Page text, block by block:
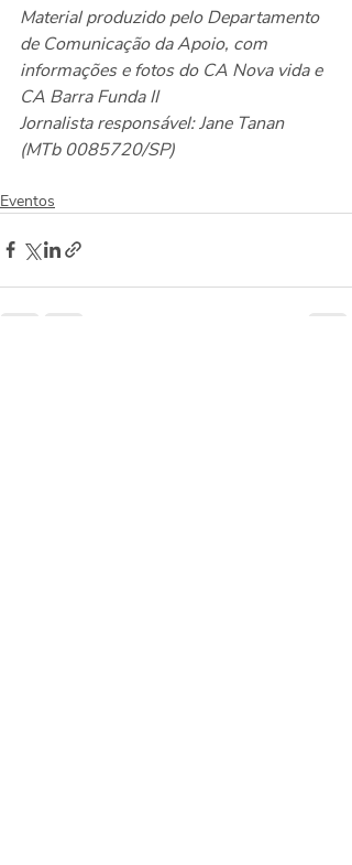
Material produzido pelo Departamento
de Comunicação da Apoio, com
informações e fotos do CA Nova vida e
CA Barra Funda II
Jornalista responsável: Jane Tanan
(MTb 0085720/SP)
Eventos